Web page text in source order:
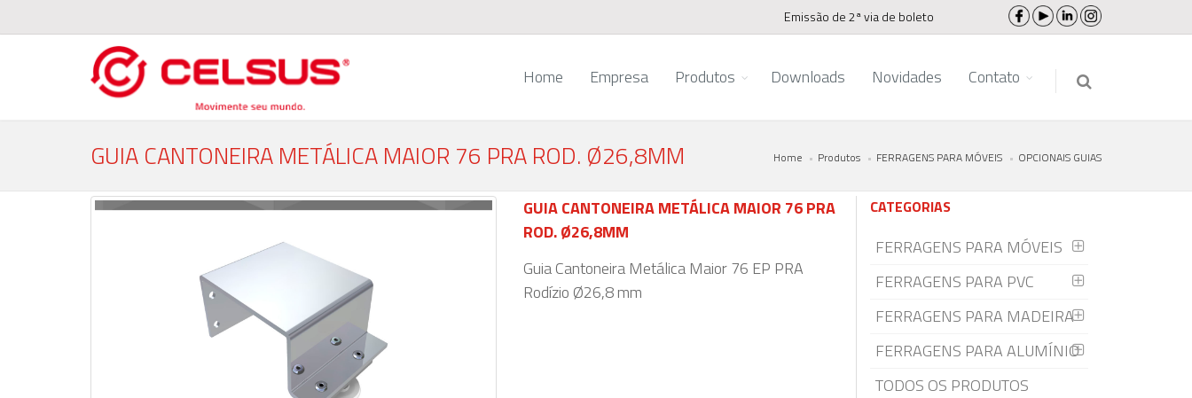
Emissão de 2ª via de boleto
Home Empresa Produtos Downloads Novidades Contato
GUIA CANTONEIRA METÁLICA MAIOR 76 PRA ROD. Ø26,8MM Home Produtos FERRAGENS PARA MÓVEIS OPCIONAIS GUIAS
GUIA CANTONEIRA METÁLICA MAIOR 76 PRA
ROD. Ø26,8MM
Guia Cantoneira Metálica Maior 76 EP PRA
Rodízio Ø26,8 mm
CATEGORIAS
FERRAGENS PARA MÓVEIS
FERRAGENS PARA PVC
FERRAGENS PARA MADEIRA
FERRAGENS PARA ALUMÍNIO
TODOS OS PRODUTOS